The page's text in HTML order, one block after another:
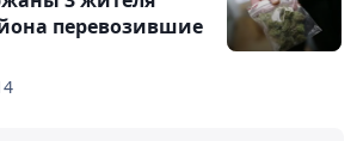
перевозившие